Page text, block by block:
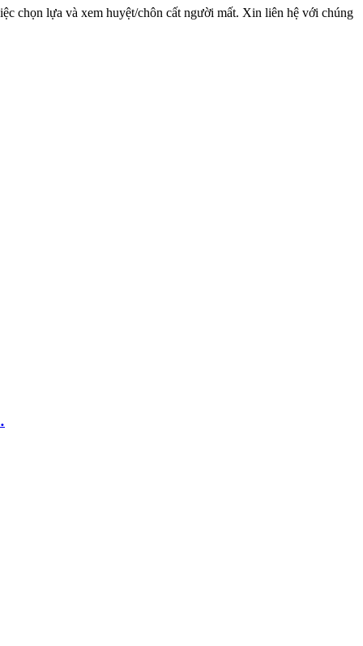
chọn lựa và xem huyệt/chôn cất người mất. Xin liên hệ với chúng